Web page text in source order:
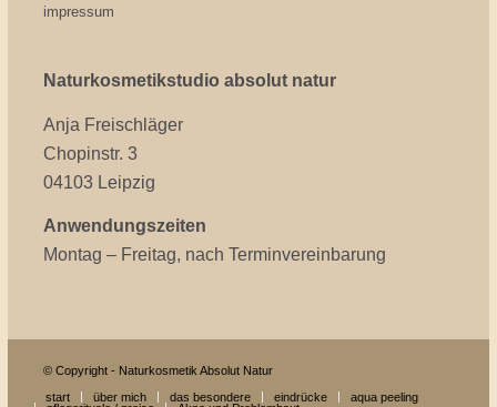
impressum
Naturkosmetikstudio absolut natur
Anja Freischläger
Chopinstr. 3
04103 Leipzig
Anwendungszeiten
Montag – Freitag, nach Terminvereinbarung
© Copyright - Naturkosmetik Absolut Natur
start
über mich das besondere eindrücke
aqua peeling